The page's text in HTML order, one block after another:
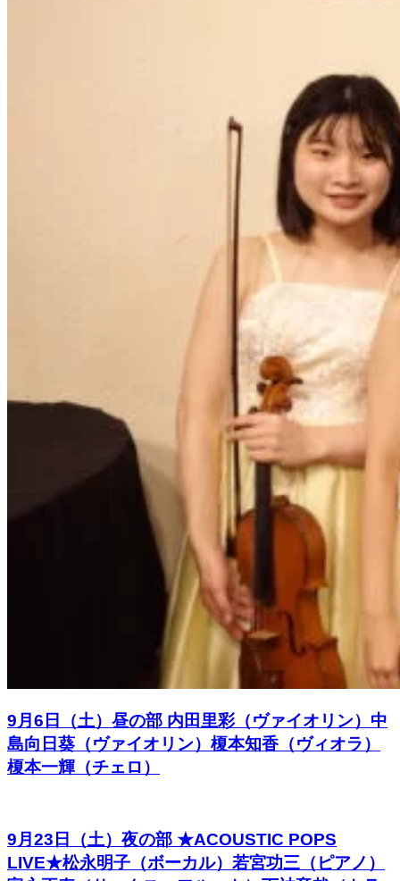
9月6日（土）昼の部 内田里彩（ヴァイオリン）中
島向日葵（ヴァイオリン）榎本知香（ヴィオラ）
榎本一輝（チェロ）
9月23日（土）夜の部 ★ACOUSTIC POPS
LIVE★松永明子（ボーカル）若宮功三（ピアノ）